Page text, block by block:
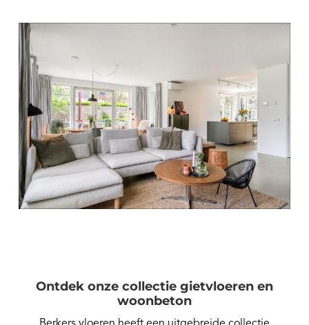
Ontdek onze collectie gietvloeren en
woonbeton